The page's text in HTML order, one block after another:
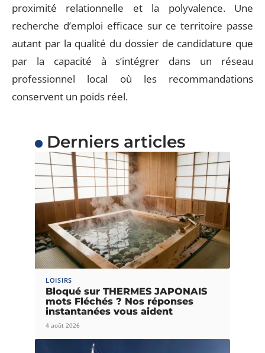
proximité relationnelle et la polyvalence. Une
recherche d’emploi efficace sur ce territoire passe
autant par la qualité du dossier de candidature que
par la capacité à s’intégrer dans un réseau
professionnel local où les recommandations
conservent un poids réel.
Derniers articles
LOISIRS
Bloqué sur THERMES JAPONAIS
mots Fléchés ? Nos réponses
instantanées vous aident
4 août 2026